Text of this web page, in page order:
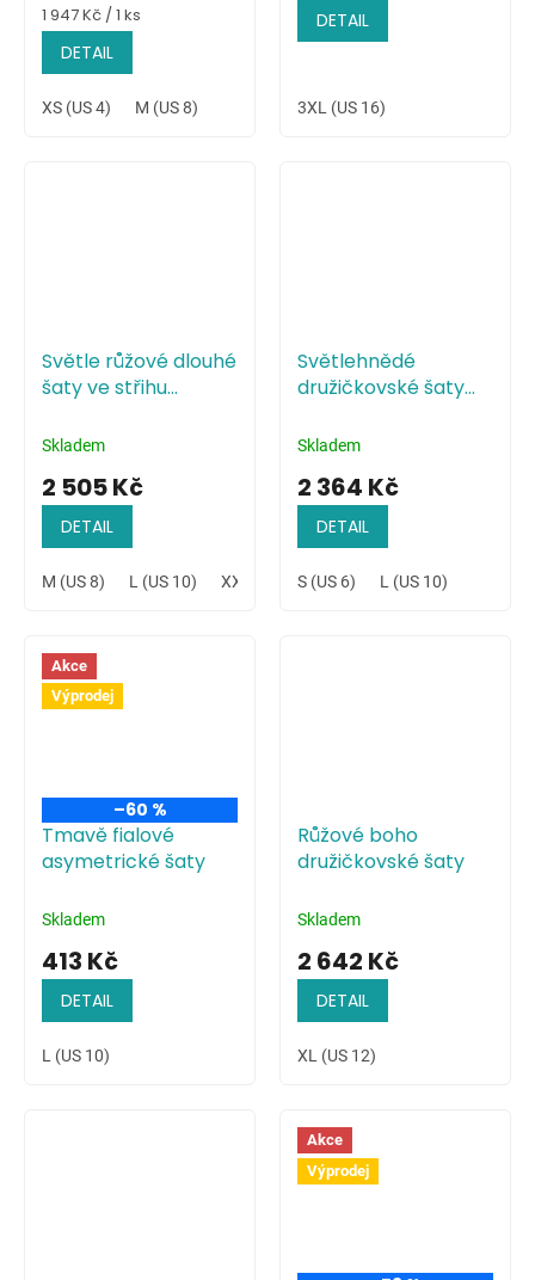
Měrná
cena:
1 947 Kč / 1 ks
DETAIL
XS (US 4) M (US 8)
DETAIL
3XL (US 16)
Světle růžové dlouhé
šaty ve střihu
Skladem
2 505 Kč
DETAIL
M (US 8) L (US 10) XXL (US 14)
Světlehnědé
družičkovské šaty
stylu
Skladem
2 364 Kč
DETAIL
S (US 6) L (US 10)
Akce
Výprodej
–60 %
Tmavě fialové
asymetrické šaty
Skladem
413 Kč
DETAIL
L (US 10)
Růžové boho
družičkovské šaty
Skladem
2 642 Kč
DETAIL
XL (US 12)
Akce
Výprodej